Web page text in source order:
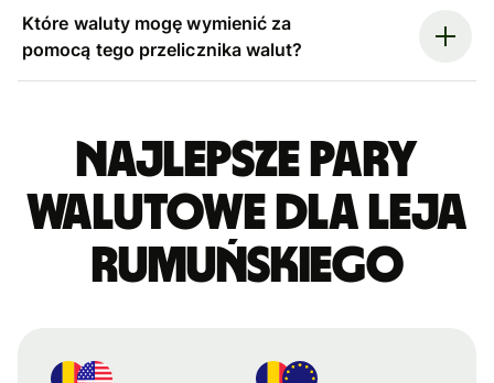
Które waluty mogę wymienić za
pomocą tego przelicznika walut?
Najlepsze pary
walutowe dla leja
rumuńskiego